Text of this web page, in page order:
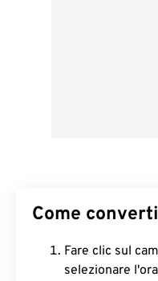
Come
Fare clic sul
selezionare